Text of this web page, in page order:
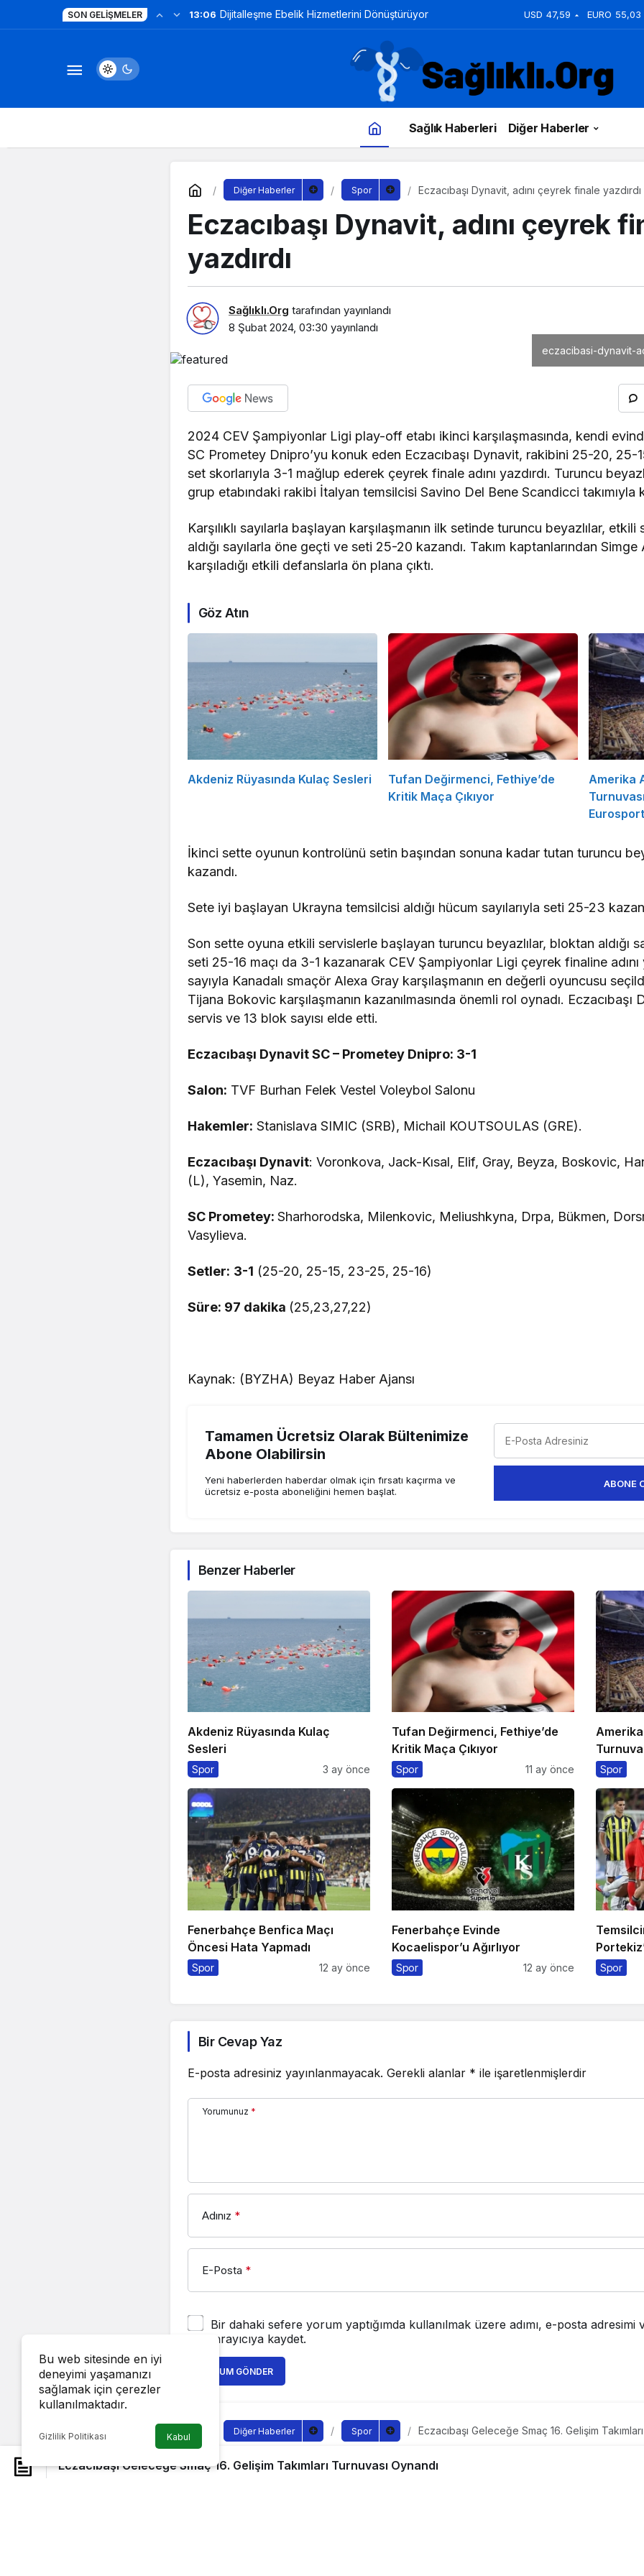
SON GELIŞMELER 13:06 Dijitalleşme Ebelik Hizmetlerini Dönüştürüyor USD 47,59 EURO 55,03
Sağlık Haberleri Diğer Haberler
Diğer Haberler Spor Eczacıbaşı Dynavit, adını çeyrek finale yazdırdı
Eczacıbaşı Dynavit, adını çeyrek
yazdırdı
Sağlıklı.Org tarafından yayınlandı
8 Şubat 2024, 03:30 yayınlandı
eczacibasi-dynavit-
2024 CEV Şampiyonlar Ligi play-off etabı ikinci karşılaşmasında, kendi
SC Prometey Dnipro’yu konuk eden Eczacıbaşı Dynavit, rakibini 25-20, 25-
set skorlarıyla 3-1 mağlup ederek çeyrek finale adını yazdırdı. Turuncu
grup etabındaki rakibi İtalyan temsilcisi Savino Del Bene Scandicci takımıyla
Karşılıklı sayılarla başlayan karşılaşmanın ilk setinde turuncu beyazlılar,
aldığı sayılarla öne geçti ve seti 25-20 kazandı. Takım kaptanlarından
karşıladığı etkili defanslarla ön plana çıktı.
Göz Atın
Akdeniz Rüyasında Kulaç Sesleri
Tufan Değirmenci, Fethiye’de
Kritik Maça Çıkıyor
Amerika
İkinci sette oyunun kontrolünü setin başından sonuna kadar tutan turuncu
kazandı.
Sete iyi başlayan Ukrayna temsilcisi aldığı hücum sayılarıyla seti 25-23
Son sette oyuna etkili servislerle başlayan turuncu beyazlılar, bloktan aldığı
seti 25-16 maçı da 3-1 kazanarak CEV Şampiyonlar Ligi çeyrek finaline adını
sayıyla Kanadalı smaçör Alexa Gray karşılaşmanın en değerli oyuncusu
Tijana Bokovic karşılaşmanın kazanılmasında önemli rol oynadı. Eczacıbaşı
servis ve 13 blok sayısı elde etti.
Eczacıbaşı Dynavit SC – Prometey Dnipro: 3-1
Salon: TVF Burhan Felek Vestel Voleybol Salonu
Hakemler: Stanislava SIMIC (SRB), Michail KOUTSOULAS (GRE).
Eczacıbaşı Dynavit: Voronkova, Jack-Kısal, Elif, Gray, Beyza, Boskovic,
(L), Yasemin, Naz.
SC Prometey:Sharhorodska, Milenkovic, Meliushkyna, Drpa, Bükmen,
Vasylieva.
Setler: 3-1 (25-20, 25-15, 23-25, 25-16)
Süre: 97 dakika (25,23,27,22)
Kaynak: (BYZHA) Beyaz Haber Ajansı
Tamamen Ücretsiz Olarak Bültenimize
Abone Olabilirsin
Yeni haberlerden haberdar olmak için fırsatı kaçırma ve
ücretsiz e-posta aboneliğini hemen başlat.
ABONE
Benzer Haberler
Akdeniz Rüyasında Kulaç
Sesleri
Spor 3 ay önce
Tufan Değirmenci, Fethiye’de
Kritik Maça Çıkıyor
Spor 11 ay önce Spor
Fenerbahçe Benfica Maçı
Öncesi Hata Yapmadı
Spor 12 ay önce
Fenerbahçe Evinde
Kocaelispor’u Ağırlıyor
Spor 12 ay önce Spor
Bir Cevap Yaz
E-posta adresiniz yayınlanmayacak. Gerekli alanlar * ile işaretlenmişlerdir
Yorumunuz *
Adınız *
E-Posta *
Bir dahaki sefere yorum yaptığımda kullanılmak üzere adımı, e-posta
tarayıcıya kaydet.
YORUM GÖNDER
Diğer Haberler Spor Eczacıbaşı Geleceğe Smaç 16. Gelişim
Eczacıbaşı Geleceğe Smaç 16.
Eczacıbaşı Geleceğe Smaç 16. Gelişim Takımları Turnuvası Oynandı
Bu web sitesinde en iyi
deneyimi yaşamanızı
sağlamak için çerezler
kullanılmaktadır.
Gizlilik Politikası Kabul